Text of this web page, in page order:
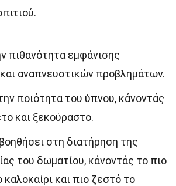
πιθανότητα εμφάνισης
αναπνευστικών προβλημάτων.
ποιότητα του ύπνου, κάνοντάς
και ξεκούραστο.
στη διατήρηση της
του δωματίου, κάνοντάς το πιο
και πιο ζεστό το